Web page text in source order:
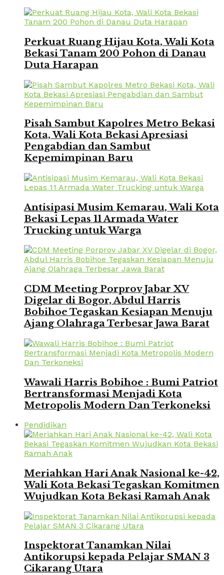
Perkuat Ruang Hijau Kota, Wali Kota
Bekasi Tanam 200 Pohon di Danau
Duta Harapan
Pisah Sambut Kapolres Metro Bekasi
Kota, Wali Kota Bekasi Apresiasi
Pengabdian dan Sambut
Kepemimpinan Baru
Antisipasi Musim Kemarau, Wali Kota
Bekasi Lepas 11 Armada Water
Trucking untuk Warga
CDM Meeting Porprov Jabar XV
Digelar di Bogor, Abdul Harris
Bobihoe Tegaskan Kesiapan Menuju
Ajang Olahraga Terbesar Jawa Barat
Wawali Harris Bobihoe : Bumi Patriot
Bertransformasi Menjadi Kota
Metropolis Modern Dan Terkoneksi
Pendidikan
Meriahkan Hari Anak Nasional ke-42,
Wali Kota Bekasi Tegaskan Komitmen
Wujudkan Kota Bekasi Ramah Anak
Inspektorat Tanamkan Nilai
Antikorupsi kepada Pelajar SMAN 3
Cikarang Utara